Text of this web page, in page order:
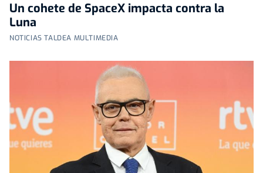
Un cohete de SpaceX impacta contra la
Luna
NOTICIAS TALDEA MULTIMEDIA